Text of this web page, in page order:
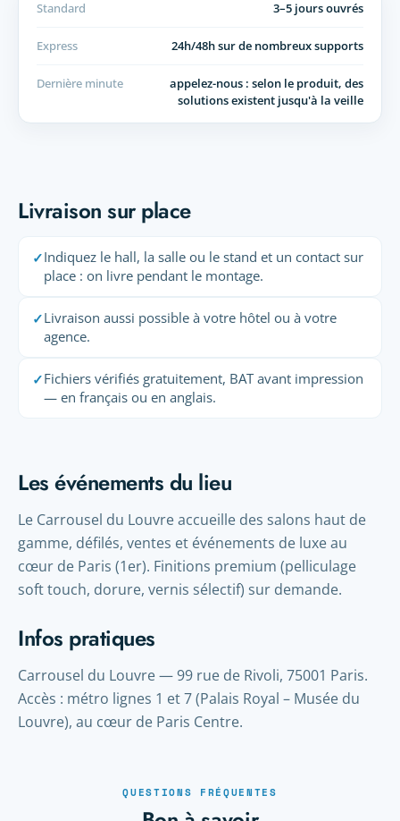
Standard 3–5 jours ouvrés
Express 24h/48h sur de nombreux supports
Dernière minute
appelez-nous : selon le produit, des
solutions existent jusqu'à la veille
Livraison sur place
✓Indiquez le hall, la salle ou le stand et un contact sur
place : on livre pendant le montage.
✓Livraison aussi possible à votre hôtel ou à votre
agence.
✓Fichiers vérifiés gratuitement, BAT avant impression
— en français ou en anglais.
Les événements du lieu
Le Carrousel du Louvre accueille des salons haut de
gamme, défilés, ventes et événements de luxe au
cœur de Paris (1er). Finitions premium (pelliculage
soft touch, dorure, vernis sélectif) sur demande.
Infos pratiques
Carrousel du Louvre — 99 rue de Rivoli, 75001 Paris.
Accès : métro lignes 1 et 7 (Palais Royal – Musée du
Louvre), au cœur de Paris Centre.
QUESTIONS FRÉQUENTES